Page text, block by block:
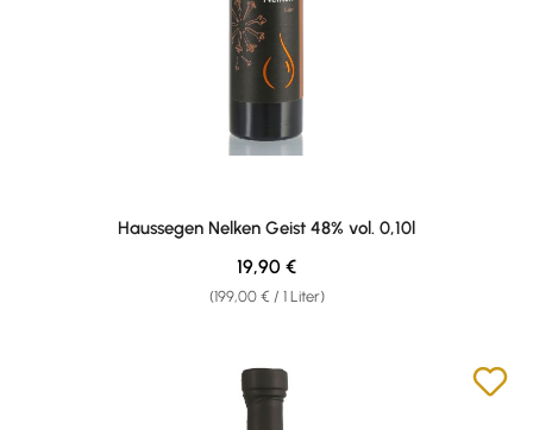
Haussegen Nelken Geist 48% vol. 0,10l
(199,00 € / 1 Liter)
Regulärer Preis:
19,90 €